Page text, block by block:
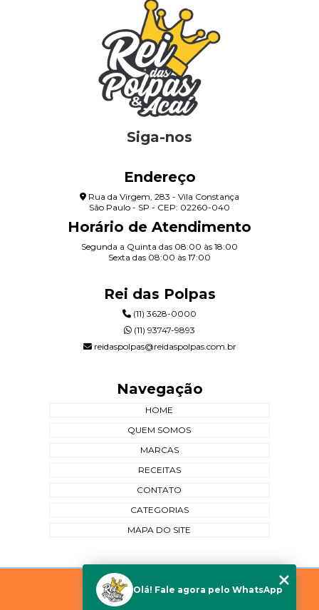
Siga-nos
Endereço
Rua da Virgem, 283 - Vila Constança
São Paulo - SP - CEP: 02260-040
Horário de Atendimento
Segunda a Quinta das 08:00 às 18:00
Sexta das 08:00 às 17:00
Rei das Polpas
(11) 3628-0000
(11) 93747-9893
reidaspolpas@reidaspolpas.com.br
Navegação
HOME
QUEM SOMOS
MARCAS
RECEITAS
CONTATO
CATEGORIAS
MAPA DO SITE
Copyright © Rei das Polpas. (Lei 9610 de 19/02/1998)
Olá! Fale agora pelo WhatsApp